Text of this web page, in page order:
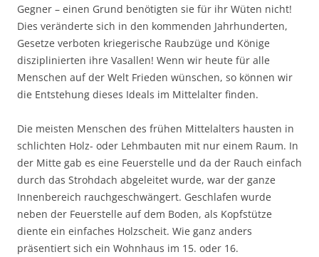
Gegner – einen Grund benötigten sie für ihr Wüten nicht!
Dies veränderte sich in den kommenden Jahrhunderten,
Gesetze verboten kriegerische Raubzüge und Könige
disziplinierten ihre Vasallen! Wenn wir heute für alle
Menschen auf der Welt Frieden wünschen, so können wir
die Entstehung dieses Ideals im Mittelalter finden.
Die meisten Menschen des frühen Mittelalters hausten in
schlichten Holz- oder Lehmbauten mit nur einem Raum. In
der Mitte gab es eine Feuerstelle und da der Rauch einfach
durch das Strohdach abgeleitet wurde, war der ganze
Innenbereich rauchgeschwängert. Geschlafen wurde
neben der Feuerstelle auf dem Boden, als Kopfstütze
diente ein einfaches Holzscheit. Wie ganz anders
präsentiert sich ein Wohnhaus im 15. oder 16.